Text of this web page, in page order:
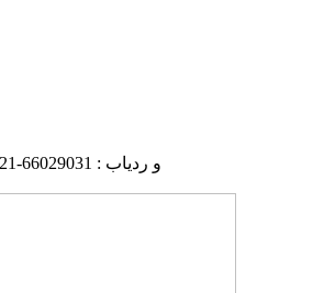
تلفن پشتیبانی GPS و ردیاب : 66029031-021